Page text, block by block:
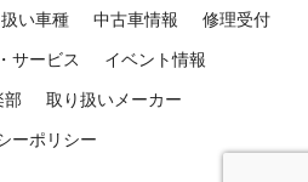
い車種 中古車情報 修理受付
サービス イベント情報
部 取り扱いメーカー
ーポリシー